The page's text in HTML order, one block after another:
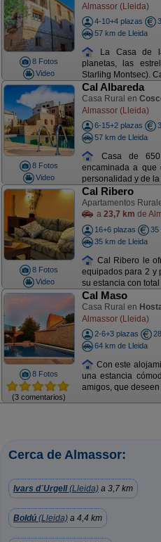
8 Fotos
Video
Almassor (Lleida)
4-10+4 plazas
57 km de Lleida
La Casa de
planetas, las
Starlihg Montsec).
8 Fotos
Video
Cal Albareda
Casa Rural en
Almassor (Lleida)
6-15+2 plazas
57 km de Lleida
Casa de 650
encaminada a que
personalidad y de
8 Fotos
Video
Cal Ribero
Apartamentos
a 23,7 km de
16+6 plazas
35
35 km de Lleida
Cal Ribero le
equipados para 2 y
su estancia con
8 Fotos
(3 comentarios)
Cal Maso
Casa Rural en
Almassor (Lleida)
2-6+3 plazas
64 km de Lleida
Con este
una estancia
amigos, que
Cerca de Almassor:
Ivars d´Urgell(Lleida) a 3,7 km
Boldú (Lleida) a 4,4 km